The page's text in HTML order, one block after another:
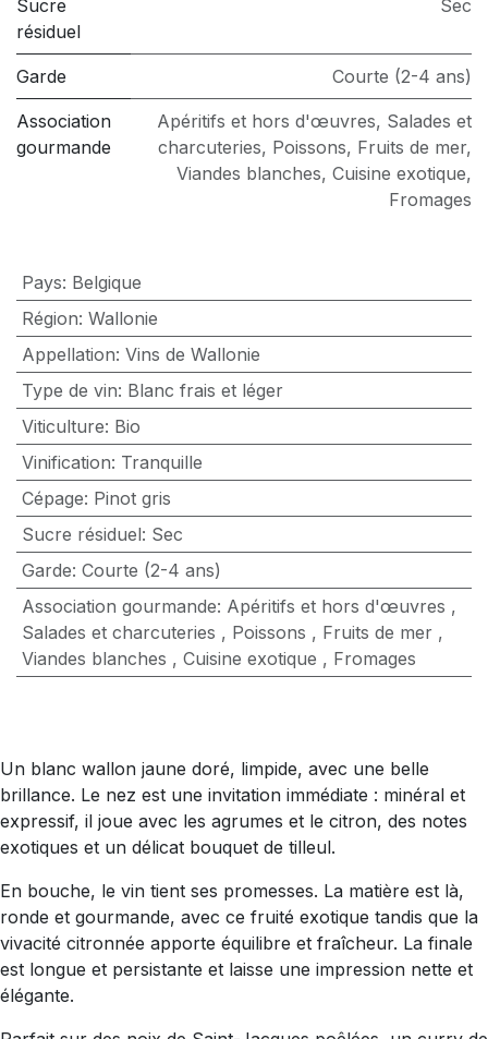
Sucre
résiduel
Sec
Garde Courte (2-4 ans)
Association
gourmande
Apéritifs et hors d'œuvres, Salades et
charcuteries, Poissons, Fruits de mer,
Viandes blanches, Cuisine exotique,
Fromages
Pays: Belgique
Région: Wallonie
Appellation: Vins de Wallonie
Type de vin: Blanc frais et léger
Viticulture: Bio
Vinification: Tranquille
Cépage: Pinot gris
Sucre résiduel: Sec
Garde: Courte (2-4 ans)
Association gourmande: Apéritifs et hors d'œuvres ,
Salades et charcuteries , Poissons , Fruits de mer,
Viandes blanches , Cuisine exotique , Fromages
Un blanc wallon jaune doré, limpide, avec une belle
brillance. Le nez est une invitation immédiate : minéral et
expressif, il joue avec les agrumes et le citron, des notes
exotiques et un délicat bouquet de tilleul.
En bouche, le vin tient ses promesses. La matière est là,
ronde et gourmande, avec ce fruité exotique tandis que la
vivacité citronnée apporte équilibre et fraîcheur. La finale
est longue et persistante et laisse une impression nette et
élégante.